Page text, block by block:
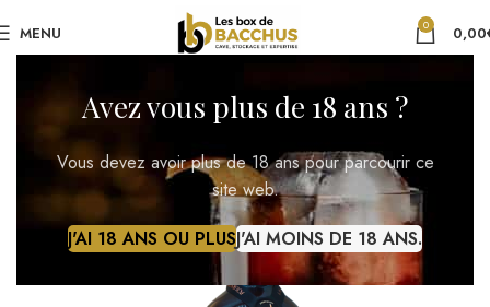
Avez vous plus de 18 ans ?
Vous devez avoir plus de 18 ans pour parcourir ce
site web.
J'AI 18 ANS OU PLUSJ'AI MOINS DE 18 ANS.
MENU 0 0,00